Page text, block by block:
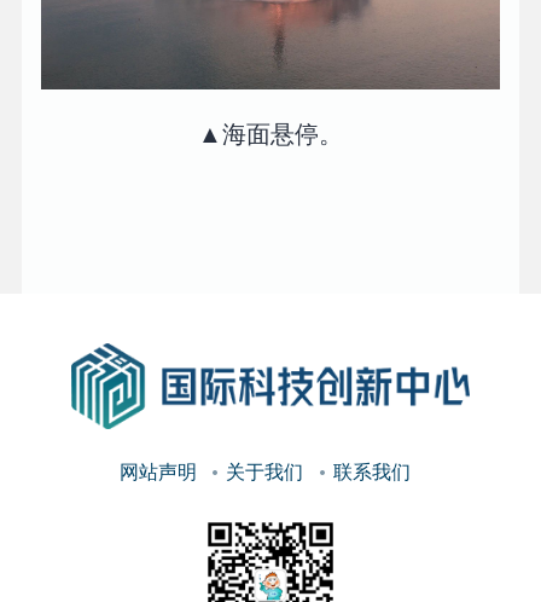
▲海面悬停。
网站声明 关于我们 联系我们